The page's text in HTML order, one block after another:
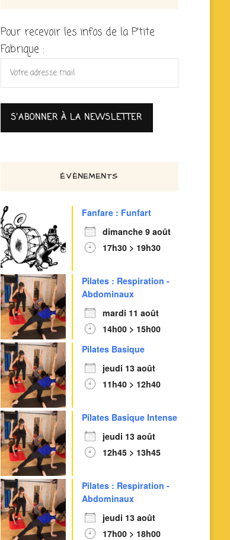
Pour recevoir les infos de la P'tite
Fabrique :
ÉVÈNEMENTS
Fanfare : Funfart
dimanche 9 août
17h30 > 19h30
Pilates : Respiration -
Abdominaux
mardi 11 août
14h00 > 15h00
Pilates Basique
jeudi 13 août
11h40 > 12h40
Pilates Basique Intense
jeudi 13 août
12h45 > 13h45
Pilates : Respiration -
Abdominaux
jeudi 13 août
17h00 > 18h00